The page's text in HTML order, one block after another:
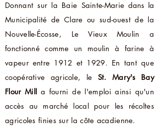
Donnant sur la Baie Sainte-Marie dans la
Municipalité de Clare ou sud-ouest de la
Nouvelle-Écosse, Le Vieux Moulin a
fonctionné comme un moulin à farine à
vapeur entre 1912 et 1929. En tant que
coopérative agricole, le St. Mary's Bay
Flour Mill a fourni de l'emploi ainsi qu'un
accès au marché local pour les récoltes
agricoles finies sur la côte acadienne.